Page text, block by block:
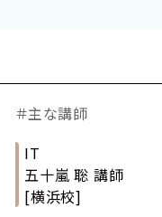
＃主な講師
IT
五十嵐 聡 講師
[横浜校]